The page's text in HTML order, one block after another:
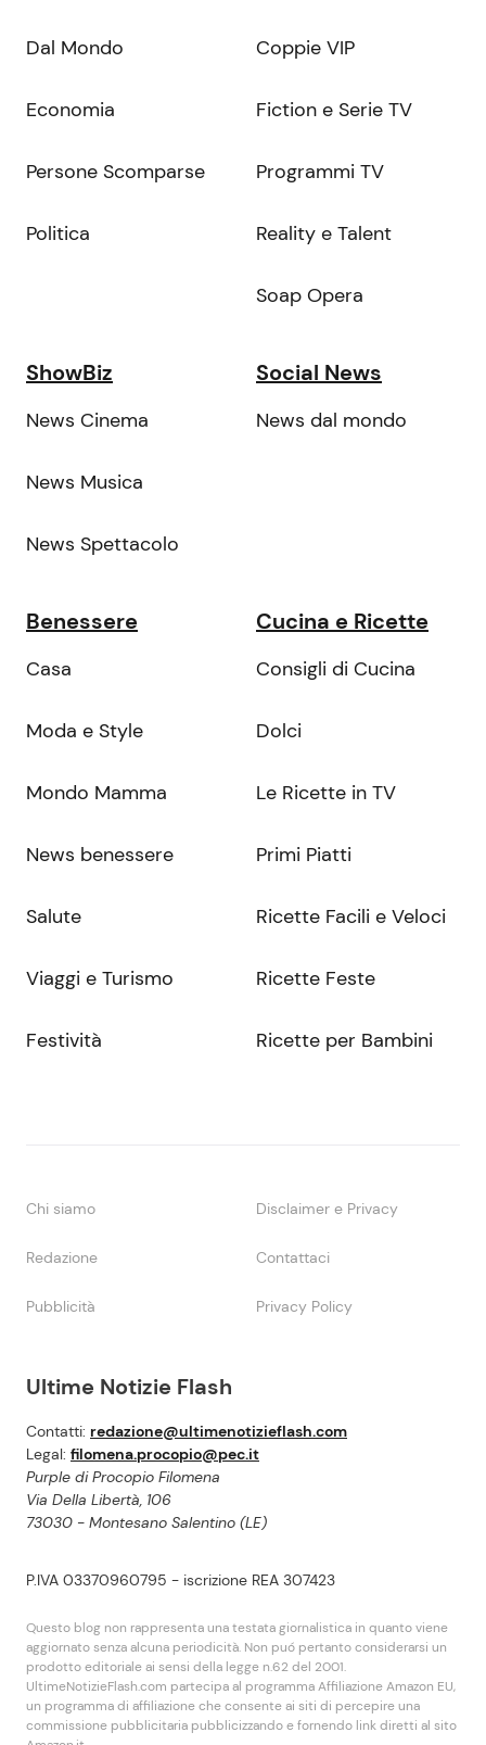
Ultime Notizie Flash
Contatti: redazione@ultimenotizieflash.com
Legal: filomena.procopio@pec.it
Purple di Procopio Filomena
Via Della Libertà, 106
73030 - Montesano Salentino (LE)
P.IVA 03370960795 - iscrizione REA 307423
Questo blog non rappresenta una testata giornalistica in quanto viene
aggiornato senza alcuna periodicità. Non puó pertanto considerarsi un
prodotto editoriale ai sensi della legge n.62 del 2001.
UltimeNotizieFlash.com partecipa al programma Affiliazione Amazon EU,
un programma di affiliazione che consente ai siti di percepire una
commissione pubblicitaria pubblicizzando e fornendo link diretti al sito
Dal Mondo
Economia
Persone Scomparse
Politica
Coppie VIP
Fiction e Serie TV
Programmi TV
Reality e Talent
Soap Opera
ShowBiz
News Cinema
News Musica
News Spettacolo
Social News
News dal mondo
Benessere
Casa
Moda e Style
Mondo Mamma
News benessere
Salute
Viaggi e Turismo
Festività
Cucina e Ricette
Consigli di Cucina
Dolci
Le Ricette in TV
Primi Piatti
Ricette Facili e Veloci
Ricette Feste
Ricette per Bambini
Chi siamo Disclaimer e Privacy
Redazione Contattaci
Pubblicità Privacy Policy